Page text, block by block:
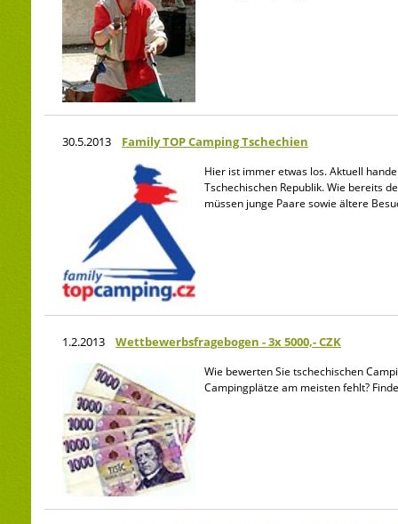
30.5.2013 Family TOP Camping Tschechien
Hier ist immer etwas los. Aktuell
Tschechischen Republik. Wie bereits
müssen junge Paare sowie ältere
1.2.2013 Wettbewerbsfragebogen - 3x 5000,- CZK
Wie bewerten Sie tschechischen
Campingplätze am meisten fehlt?